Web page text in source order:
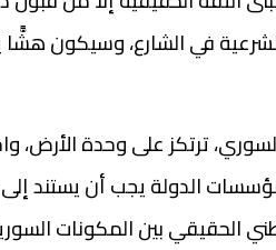
في الشارع، وسيكون هشًّا
ترتكز على وحدة الأرض،
الدولة يجب أن يستند
الحقيقي بين المكونات